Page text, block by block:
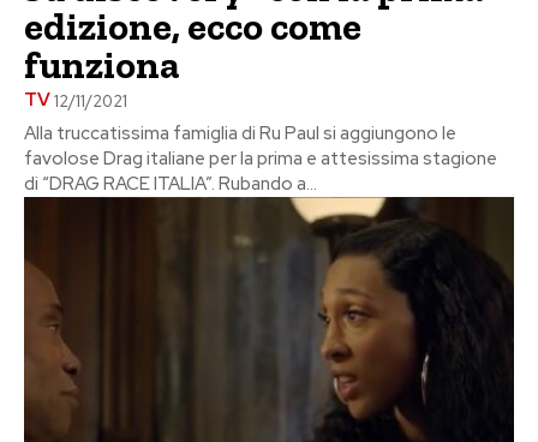
edizione, ecco come
funziona
TV12/11/2021
Alla truccatissima famiglia di Ru Paul si aggiungono le
favolose Drag italiane per la prima e attesissima stagione
di “DRAG RACE ITALIA”. Rubando a...